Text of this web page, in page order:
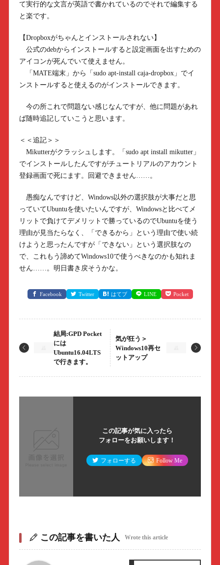
て実行的な文言が英語で書かれているのでそれで編集する
と楽です。
【Dropboxがちゃんとインストールされない】
公式のdebからインストールすると設定画面を出すための
アイコンが死んでいて使えません。
「MATE端末」から「sudo apt-install caja-dropbox」でイ
ンストールすると使えるのがインストールできます。
今の所これで問題ない感じなんですが、他に問題があれ
ば随時追記していこうと思います。
＜＜追記＞＞
Mikutterがクラッシュします。「sudo apt install mikutter」
でインストールしたんですがチュートリアルのアカウント
登録画面で死にます。回避できません……。
愚痴なんですけど、Windows以外の選択肢が大事だと思
っていてUbuntuを使いたいんですが、Windowsと比べてメ
リットで負けてデメリットで勝っているのでUbuntuを使う
理由が見当たらなく、「できるから」という理由で使い続
けようと思ったんですが「できない」という選択肢なの
で、これもう諦めてWindows10で使うべきなのかも知れま
せん……。明日書き戻そうかな。
Facebook Twitter はてブ LINE Pocket
結局:GPD Pocket
には
Ubuntu16.04LTS
で行きます。
気が狂う＞
Windows10再セ
ットアップ
この記事が気に入ったら
フォローをお願いします！
フォローする Follow Me
この記事を書いた人 Wrote this article